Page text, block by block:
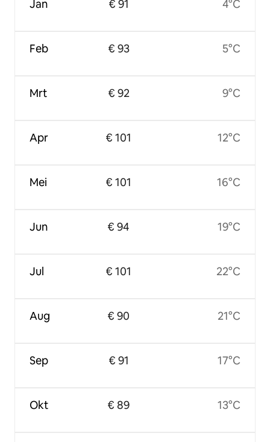
Jan
Feb
Mrt
Apr
Mei
Jun
Jul
Aug
Sep
Okt
€ 91
€ 93
€ 92
€ 101
€ 101
€ 94
€ 101
€ 90
€ 91
€ 89
4°C
5°C
9°C
12°C
16°C
19°C
22°C
21°C
17°C
13°C